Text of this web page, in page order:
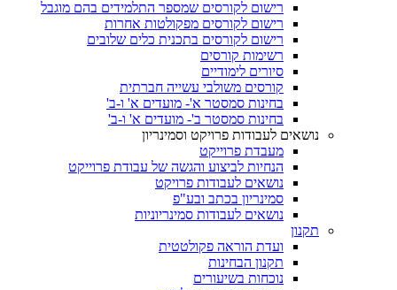
רישום לקורסים שמספר התלמידים בהם מוגבל
רישום לקורסים מפקולטות אחרות
רישום לקורסים בתכנית כלים שלובים
רשימות קורסים
סיורים לימודיים
קורסים משולבי עשייה חברתית
בחינות סמסטר א'- מועדים א' ו-ב'
בחינות סמסטר ב'- מועדים א' ו-ב'
נושאים לעבודות פרויקט וסמינריון
מעבדת פרוייקט
הנחיות לביצוע והגשה של עבודת פרוייקט
נושאים לעבודות פרויקט
סמינריון בכתב ובע"פ
נושאים לעבודות סמינריוניות
תקנון
ועדת הוראה פקולטטית
תקנון הבחינות
נוכחות בשיעורים